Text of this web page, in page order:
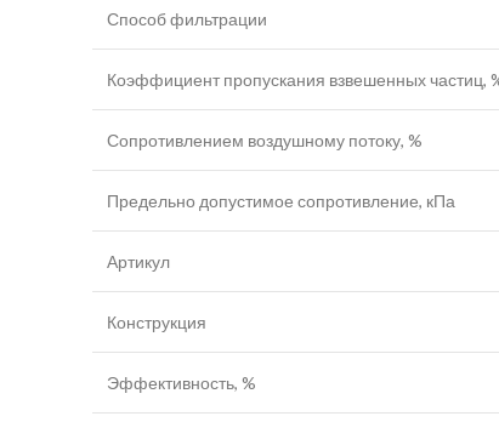
Способ фильтрации
Коэффициент пропускания взвешенных частиц,
Сопротивлением воздушному потоку, %
Предельно допустимое сопротивление, кПа
Артикул
Конструкция
Эффективность, %